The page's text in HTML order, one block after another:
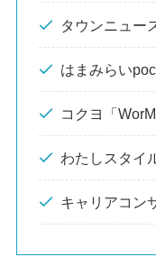
タウンニュー
はまみらい
コクヨ「
わたしスタイ
キャリアコン